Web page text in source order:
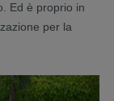
Ed è proprio in
per la